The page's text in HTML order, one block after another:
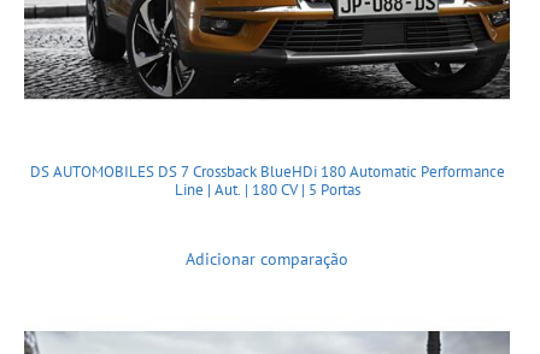
DS AUTOMOBILES DS 7 Crossback BlueHDi 180 Automatic Performance
Line | Aut. | 180 CV | 5 Portas
Adicionar comparação